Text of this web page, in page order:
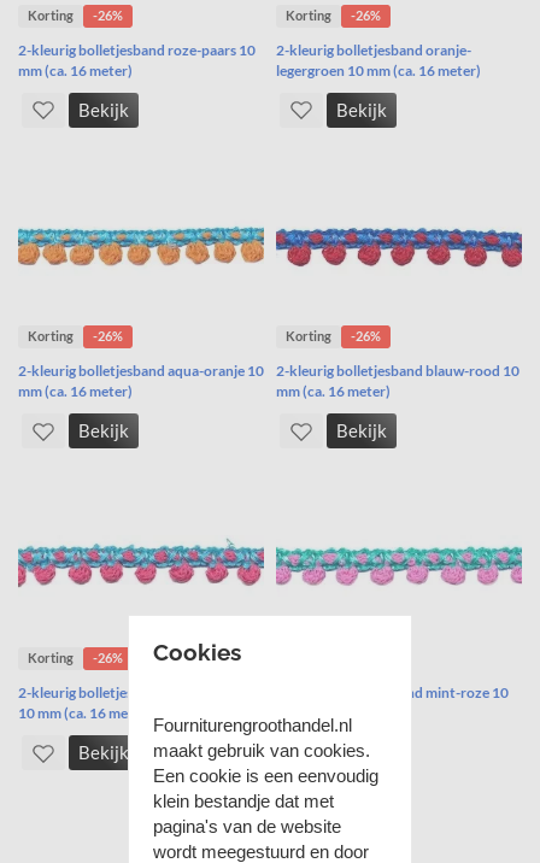
Korting -26%
2-kleurig bolletjesband roze-paars 10
mm (ca. 16 meter)
Bekijk
Korting -26%
2-kleurig bolletjesband oranje-
legergroen 10 mm (ca. 16 meter)
Bekijk
Korting -26%
2-kleurig bolletjesband aqua-oranje 10
mm (ca. 16 meter)
Bekijk
Korting -26%
2-kleurig bolletjesband blauw-rood 10
mm (ca. 16 meter)
Bekijk
Korting -26%
2-kleurig bolletjesband aqua-fuchsia
10 mm (ca. 16 meter)
Bekijk
2-kleurig bolletjesband mint-roze 10
Bekijk
Cookies
Fourniturengroothandel.nl
maakt gebruik van cookies.
Een cookie is een eenvoudig
klein bestandje dat met
pagina's van de website
wordt meegestuurd en door